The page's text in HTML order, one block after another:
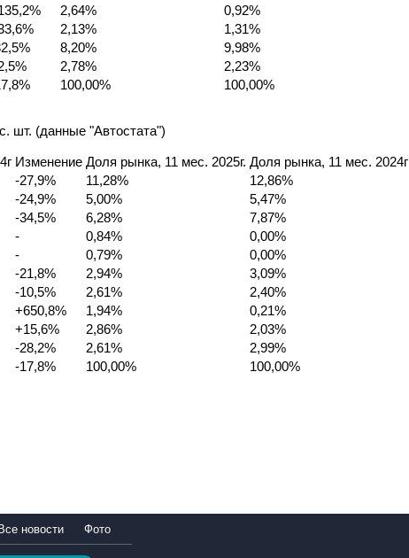
2,64%
0,92%
2,13%
1,31%
8,20%
9,98%
2,78%
2,23%
100,00% 100,00%
шт. (данные "Автостата")
Изменение Доля рынка, 11 мес. 2025г. Доля рынка, 11 мес. 2024г
-27,9% 11,28%
12,86%
-24,9% 5,00%
5,47%
-34,5% 6,28%
7,87%
- 0,84%
0,00%
- 0,79%
0,00%
-21,8% 2,94%
3,09%
-10,5% 2,61%
2,40%
+650,8% 1,94%
0,21%
+15,6% 2,86%
2,03%
-28,2% 2,61%
2,99%
-17,8% 100,00% 100,00%
Все новости Фото